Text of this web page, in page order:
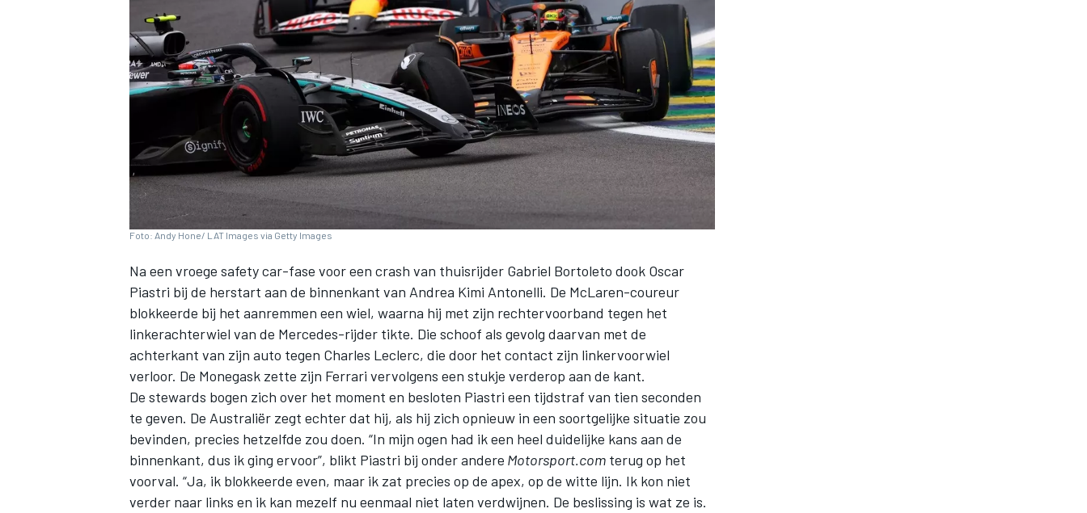
WEC DTM
Foto: Andy Hone/ LAT Images via Getty Images
Na een vroege safety car-fase voor een crash van thuisrijder Gabriel Bortoleto dook Oscar
Piastri bij de herstart aan de binnenkant van Andrea Kimi Antonelli. De McLaren-coureur
blokkeerde bij het aanremmen een wiel, waarna hij met zijn rechtervoorband tegen het
linkerachterwiel van de Mercedes-rijder tikte. Die schoof als gevolg daarvan met de
achterkant van zijn auto tegen Charles Leclerc, die door het contact zijn linkervoorwiel
verloor. De Monegask zette zijn Ferrari vervolgens een stukje verderop aan de kant.
De stewards bogen zich over het moment en besloten Piastri een tijdstraf van tien seconden
te geven. De Australiër zegt echter dat hij, als hij zich opnieuw in een soortgelijke situatie zou
bevinden, precies hetzelfde zou doen. “In mijn ogen had ik een heel duidelijke kans aan de
binnenkant, dus ik ging ervoor”, blikt Piastri bij onder andere Motorsport.com terug op het
voorval. “Ja, ik blokkeerde even, maar ik zat precies op de apex, op de witte lijn. Ik kon niet
verder naar links en ik kan mezelf nu eenmaal niet laten verdwijnen. De beslissing is wat ze is.